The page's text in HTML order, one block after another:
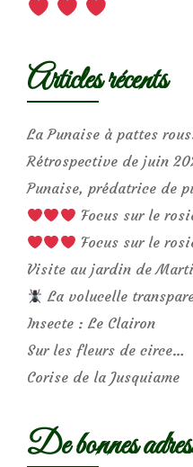
Articles récents
La Punaise à pattes
Rétrospective de juin
Punaise, prédatrice de
Focus sur le
Focus sur le
Visite au jardin de
La volucelle
Insecte : Le Clairon
Sur les fleurs de circe…
Corise de la Jusquiame
De bonnes